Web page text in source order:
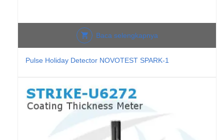
Baca selengkapnya
Pulse Holiday Detector NOVOTEST SPARK-1